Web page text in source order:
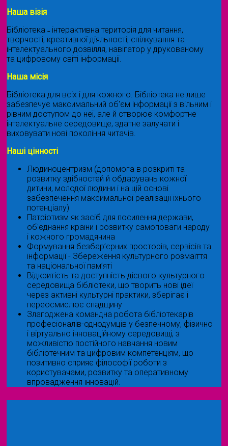
Наша візія
Бібліотека ˗ інтерактивна територія для читання,
творчості, креативної діяльності, спілкування та
інтелектуального дозвілля, навігатор у друкованому
та цифровому світі інформації.
Наша місія
Бібліотека для всіх і для кожного. Бібліотека не лише
забезпечує максимальний об'єм інформації з вільним і
рівним доступом до неї, але й створює комфортне
інтелектуальне середовище, здатне залучати і
виховувати нові покоління читачів.
Наші цінності
Людиноцентризм (допомога в розкриті та
розвитку здібностей й обдарувань кожної
дитини, молодої людини і на цій основі
забезпечення максимальної реалізації їхнього
потенціалу)
Патріотизм як засіб для посилення держави,
об'єднання країни і розвитку самоповаги народу
і кожного громадянина
Формування безбар’єрних просторів, сервісів та
інформації - Збереження культурного розмаїття
та національної пам’яті
Відкритість та доступність дієвого культурного
середовища бібліотеки, що творить нові ідеї
через активні культурні практики, зберігає і
переосмислює спадщину
Злагоджена командна робота бібліотекарів
професіоналів-однодумців у безпечному, фізично
і віртуально інноваційному середовищі, з
можливістю постійного навчання новим
бібліотечним та цифровим компетенціям, що
позитивно сприяє філософії роботи з
користувачами, розвитку та оперативному
впровадження інновацій.